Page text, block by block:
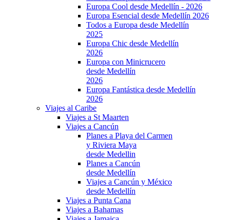
Europa Cool desde Medellín - 2026
Europa Esencial desde Medellín 2026
Todos a Europa desde Medellín
2025
Europa Chic desde Medellín
2026
Europa con Minicrucero
desde Medellín
2026
Europa Fantástica desde Medellín
2026
Viajes al Caribe
Viajes a St Maarten
Viajes a Cancún
Planes a Playa del Carmen
y Riviera Maya
desde Medellin
Planes a Cancún
desde Medellín
Viajes a Cancún y México
desde Medellín
Viajes a Punta Cana
Viajes a Bahamas